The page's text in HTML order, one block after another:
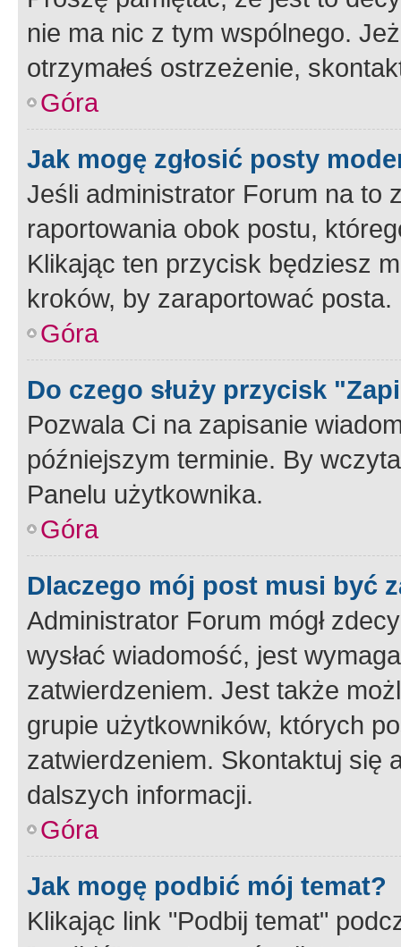
nie ma nic z tym wspólnego.
otrzymałeś ostrzeżenie,
Góra
Jak mogę zgłosić posty
Jeśli administrator Forum na to
raportowania obok postu,
Klikając ten przycisk będziesz
kroków, by zaraportować posta.
Góra
Do czego służy przycisk
Pozwala Ci na zapisanie
późniejszym terminie. By
Panelu użytkownika.
Góra
Dlaczego mój post musi być
Administrator Forum mógł
wysłać wiadomość, jest
zatwierdzeniem. Jest także
grupie użytkowników, których
zatwierdzeniem. Skontaktuj się
dalszych informacji.
Góra
Jak mogę podbić mój temat?
Klikając link "Podbij temat"